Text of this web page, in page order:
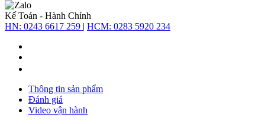
Kế Toán - Hành Chính
HN: 0243 6617 259 | HCM: 0283 5920 234
Thông tin sản phẩm
Đánh giá
Video vận hành